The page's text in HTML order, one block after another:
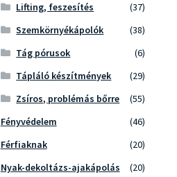
Lifting, feszesítés
(37)
Szemkörnyékápolók
(38)
Tág pórusok
(6)
Tápláló készítmények
(29)
Zsíros, problémás bőrre
(55)
Fényvédelem
(46)
Férfiaknak
(20)
Nyak-dekoltázs-ajakápolás
(20)